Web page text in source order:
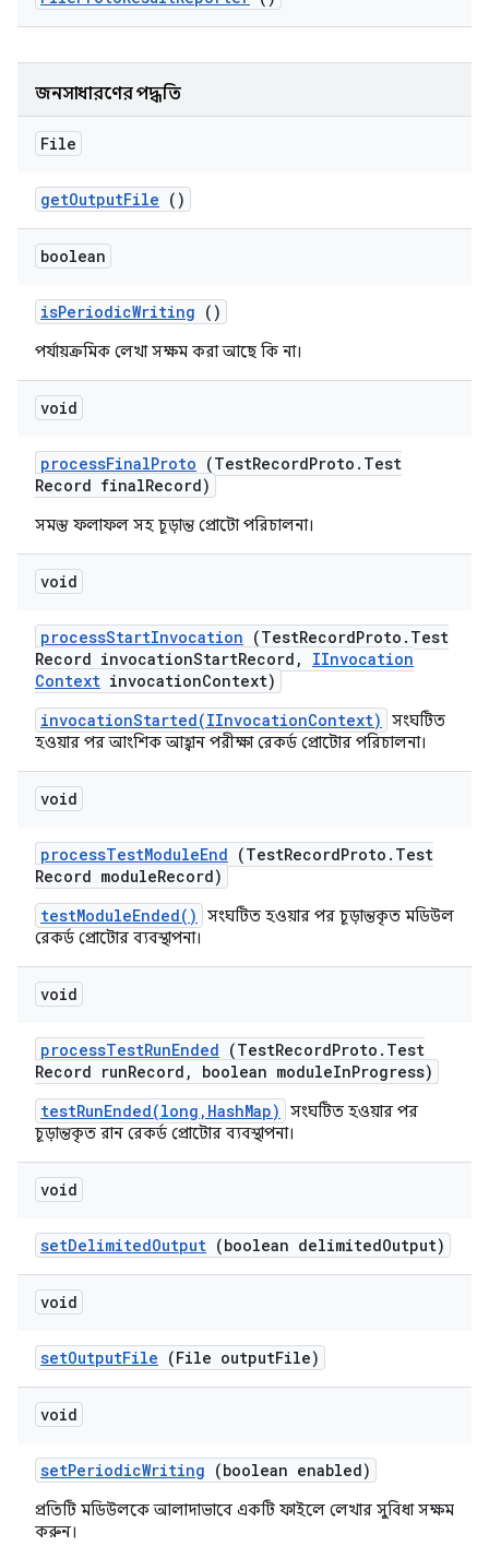
জনসাধারণের পদ্ধতি
File
getOutputFile ()
boolean
isPeriodicWriting ()
পর্যায়ক্রমিক লেখা সক্ষম করা আছে কি না।
void
processFinalProto (TestRecordProto . Test
Record finalRecord)
সমস্ত ফলাফল সহ চূড়ান্ত প্রোটো পরিচালনা।
void
processStartInvocation (TestRecordProto . Test
Record invocationStartRecord ,
IInvocation
Context invocationContext)
invocationStarted(IInvocationContext)
সংঘটিত
হওয়ার পর আংশিক আহ্বান পরীক্ষা রেকর্ড প্রোটোর পরিচালনা।
void
processTestModuleEnd (TestRecordProto . Test
Record moduleRecord)
testModuleEnded()
সংঘটিত হওয়ার পর চূড়ান্তকৃত মডিউল
রেকর্ড প্রোটোর ব্যবস্থাপনা।
void
processTestRunEnded (TestRecordProto . Test
Record runRecord , boolean moduleInProgress)
testRunEnded(long,HashMap)
সংঘটিত হওয়ার পর
চূড়ান্তকৃত রান রেকর্ড প্রোটোর ব্যবস্থাপনা।
void
setDelimitedOutput (boolean delimitedOutput)
void
setOutputFile (File outputFile)
void
setPeriodicWriting (boolean enabled)
প্রতিটি মডিউলকে আলাদাভাবে একটি ফাইলে লেখার সুবিধা সক্ষম
করুন।